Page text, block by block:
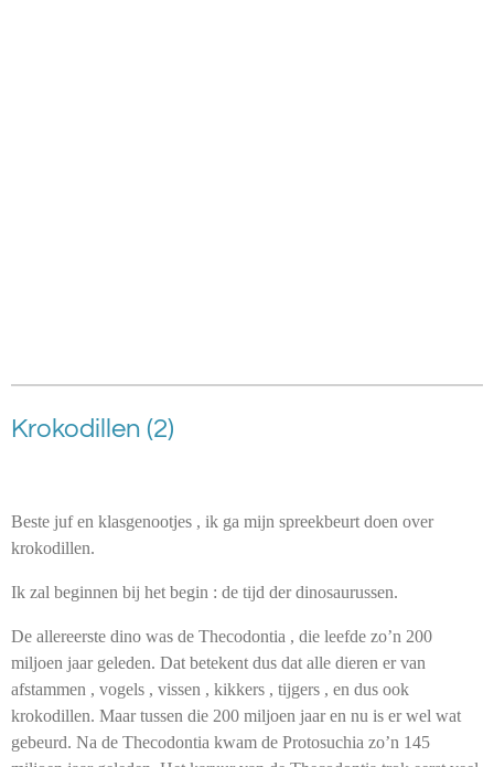
Krokodillen (2)
Beste juf en klasgenootjes , ik ga mijn spreekbeurt doen over
krokodillen.
Ik zal beginnen bij het begin : de tijd der dinosaurussen.
De allereerste dino was de Thecodontia , die leefde zo’n 200
miljoen jaar geleden. Dat betekent dus dat alle dieren er van
afstammen , vogels , vissen , kikkers , tijgers , en dus ook
krokodillen. Maar tussen die 200 miljoen jaar en nu is er wel wat
gebeurd. Na de Thecodontia kwam de Protosuchia zo’n 145